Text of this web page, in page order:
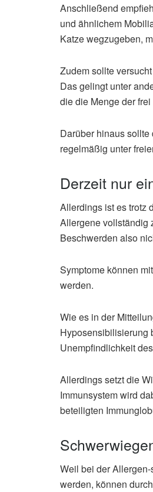
Anschließend
und ähnlichem
Katze wegzugeben,
Zudem sollte
Das gelingt unter
die die Menge der
Darüber hinaus
regelmäßig unter
Derzeit nur
Allerdings ist es trotz
Allergene vollständig
Beschwerden also
Symptome können
werden.
Wie es in der
Hyposensibilisierung
Unempfindlichkeit
Allerdings setzt die
Immunsystem wird
beteiligten
Weil bei der
werden, können